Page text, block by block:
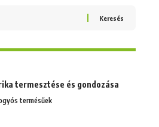
termesztése és gondozása
termésűek